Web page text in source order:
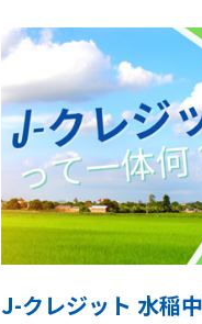
J-クレジット 水稲